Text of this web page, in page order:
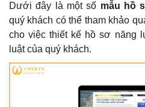
Dưới đây là một số mẫu hồ
quý khách có thể tham khảo
cho việc thiết kế hồ sơ năng
luật của quý khách.